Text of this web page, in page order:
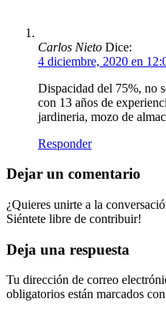
Carlos Nieto Dice:
4 diciembre, 2020 en
Dispacidad del 75%, no
con 13 años de
jardineria, mozo de
Responder
Dejar un comentario
¿Quieres unirte a la
Siéntete libre de contribuir!
Deja una respuesta
Tu dirección de correo
obligatorios están marcados con